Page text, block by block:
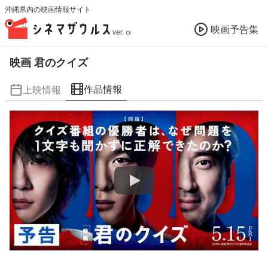
沖縄県内の映画情報サイト
ver. α 映画予告集
映画 君のクイズ
上映情報 作品情報